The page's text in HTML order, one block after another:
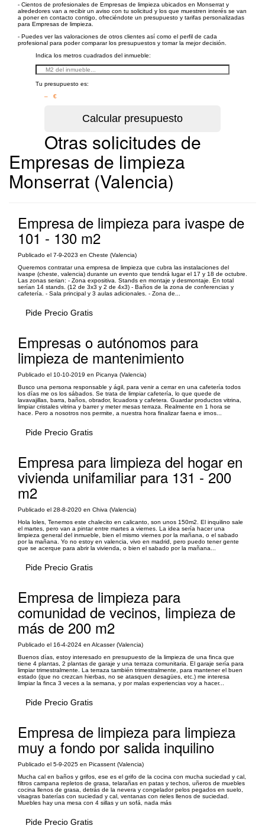
- Cientos de profesionales de Empresas de limpieza ubicados en Monserrat y
alrededores van a recibir un aviso con tu solicitud y los que muestren interés se van
a poner en contacto contigo, ofreciéndote un presupuesto y tarifas personalizadas
para Empresas de limpieza.
- Puedes ver las valoraciones de otros clientes así como el perfil de cada
profesional para poder comparar los presupuestos y tomar la mejor decisión.
Indica los metros cuadrados del inmueble:
Tu presupuesto es:
– €
Otras solicitudes de
Empresas de limpieza
Monserrat (Valencia)
Empresa de limpieza para ivaspe de
101 - 130 m2
Publicado el 7-9-2023 en Cheste (Valencia)
Queremos contratar una empresa de limpieza que cubra las instalaciones del
ivaspe (cheste, valencia) durante un evento que tendrá lugar el 17 y 18 de octubre.
Las zonas serian: - Zona expositiva. Stands en montaje y desmontaje. En total
serían 14 stands. (12 de 3x3 y 2 de 4x3) - Baños de la zona de conferencias y
cafetería. - Sala principal y 3 aulas adicionales. - Zona de...
Pide Precio Gratis
Empresas o autónomos para
limpieza de mantenimiento
Publicado el 10-10-2019 en Picanya (Valencia)
Busco una persona responsable y ágil, para venir a cerrar en una cafetería todos
los días me os los sábados. Se trata de limpiar cafetería, lo que quede de
lavavajillas, barra, baños, obrador, licuadora y cafetera. Guardar productos vitrina,
limpiar cristales vitrina y barrer y meter mesas terraza. Realmente en 1 hora se
hace. Pero a nosotros nos permite, a nuestra hora finalizar faena e irnos...
Pide Precio Gratis
Empresa para limpieza del hogar en
vivienda unifamiliar para 131 - 200
m2
Publicado el 28-8-2020 en Chiva (Valencia)
Hola loles, Tenemos este chalecito en calicanto, son unos 150m2. El inquilino sale
el martes, pero van a pintar entre martes a viernes. La idea sería hacer una
limpieza general del inmueble, bien el mismo viernes por la mañana, o el sabado
por la mañana. Yo no estoy en valencia, vivo en madrid, pero puedo tener gente
que se acerque para abrir la vivienda, o bien el sabado por la mañana...
Pide Precio Gratis
Empresa de limpieza para
comunidad de vecinos, limpieza de
más de 200 m2
Publicado el 16-4-2024 en Alcasser (Valencia)
Buenos días, estoy interesado en presupuesto de la limpieza de una finca que
tiene 4 plantas, 2 plantas de garaje y una terraza comunitaria. El garaje sería para
limpiar trimestralmente. La terraza también trimestralmente, para mantener el buen
estado (que no crezcan hierbas, no se atasquen desagües, etc.) me interesa
limpiar la finca 3 veces a la semana, y por malas experiencias voy a hacer...
Pide Precio Gratis
Empresa de limpieza para limpieza
muy a fondo por salida inquilino
Publicado el 5-9-2025 en Picassent (Valencia)
Mucha cal en baños y grifos, ese es el grifo de la cocina con mucha suciedad y cal,
filtros campana repletos de grasa, telarañas en patas y techos, uñeros de muebles
cocina llenos de grasa, detrás de la nevera y congelador pelos pegados en suelo,
visagras baterías con suciedad y cal, ventanas con rieles llenos de suciedad.
Muebles hay una mesa con 4 sillas y un sofá, nada más
Pide Precio Gratis